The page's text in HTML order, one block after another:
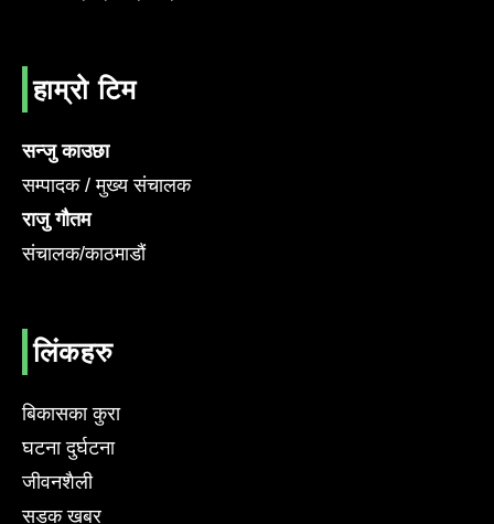
हाम्रो टिम
सन्जु काउछा
सम्पादक / मुख्य संचालक
राजु गौतम
संचालक/काठमाडौं
लिंकहरु
बिकासका कुरा
घटना दुर्घटना
जीवनशैली
सडक खबर